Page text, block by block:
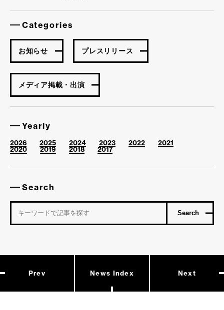
Categories
お知らせ プレスリリース
メディア掲載・出演
Yearly
2026 2025 2024 2023 2022
2021
2020
2019 2018 2017
Search
Prev News Index Next